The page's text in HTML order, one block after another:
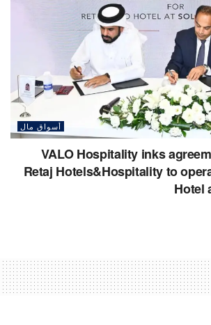
أسواق مال
VALO Hospitality inks
Retaj Hotels&Hospitality to
Hotel